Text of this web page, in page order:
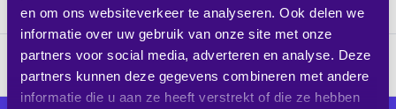
en om ons websiteverkeer te analyseren. Ook delen we
informatie over uw gebruik van onze site met onze
partners voor social media, adverteren en analyse. Deze
partners kunnen deze gegevens combineren met andere
informatie die u aan ze heeft verstrekt of die ze hebben